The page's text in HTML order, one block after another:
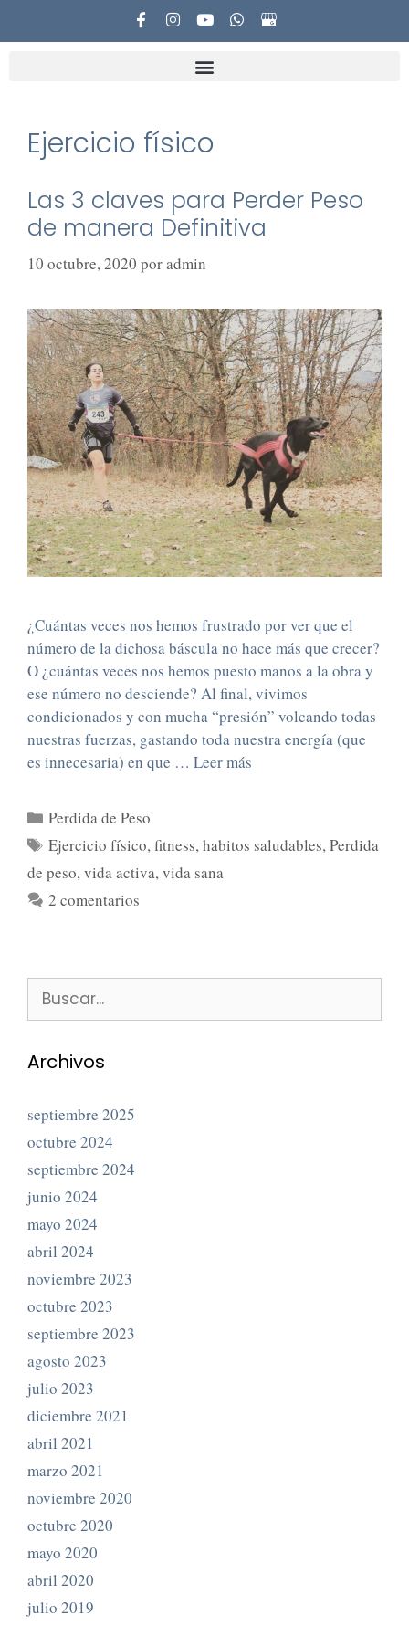
Ejercicio físico
Las 3 claves para Perder Peso
de manera Definitiva
10 octubre, 2020 poradmin
¿Cuántas veces nos hemos frustrado por ver que el
número de la dichosa báscula no hace más que crecer?
O ¿cuántas veces nos hemos puesto manos a la obra y
ese número no desciende? Al final, vivimos
condicionados y con mucha “presión” volcando todas
nuestras fuerzas, gastando toda nuestra energía (que
es innecesaria) en que … Leer más
Perdida de Peso
Ejercicio físico,fitness,habitos saludables,Perdida
de peso,vida activa,vida sana
2 comentarios
Archivos
septiembre 2025
octubre 2024
septiembre 2024
junio 2024
mayo 2024
abril 2024
noviembre 2023
octubre 2023
septiembre 2023
agosto 2023
julio 2023
diciembre 2021
abril 2021
marzo 2021
noviembre 2020
octubre 2020
mayo 2020
abril 2020
julio 2019